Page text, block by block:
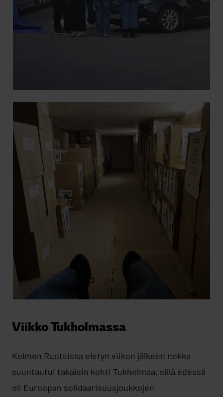
Viikko Tukholmassa
Kolmen Ruotsissa eletyn viikon jälkeen nokka
suuntautui takaisin kohti Tukholmaa, sillä edessä
oli Euroopan solidaarisuusjoukkojen